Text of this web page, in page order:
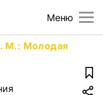
Меню
М.: Молодая